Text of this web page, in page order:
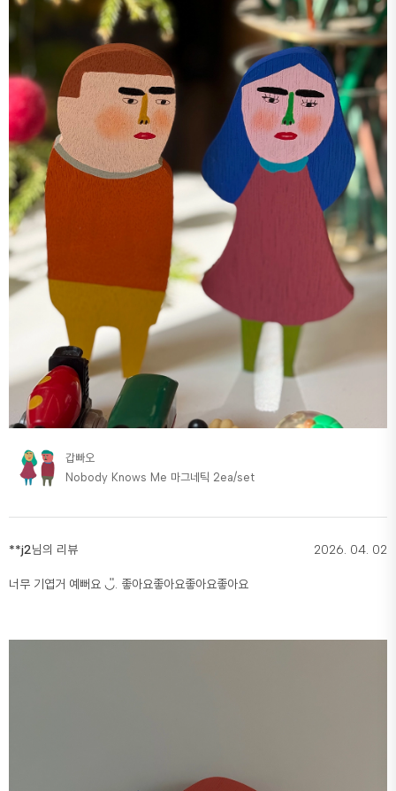
갑빠오
Nobody Knows Me 마그네틱 2ea/set
**j2님의 리뷰 2026. 04. 02
너무 기엽거 예뻐요 ◡̎. 좋아요좋아요좋아요좋아요